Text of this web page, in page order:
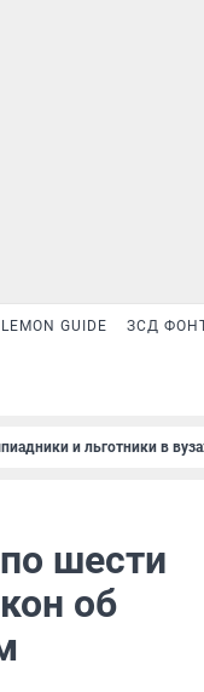
LEMON GUIDE ЗСД
и льготники в
шести
об